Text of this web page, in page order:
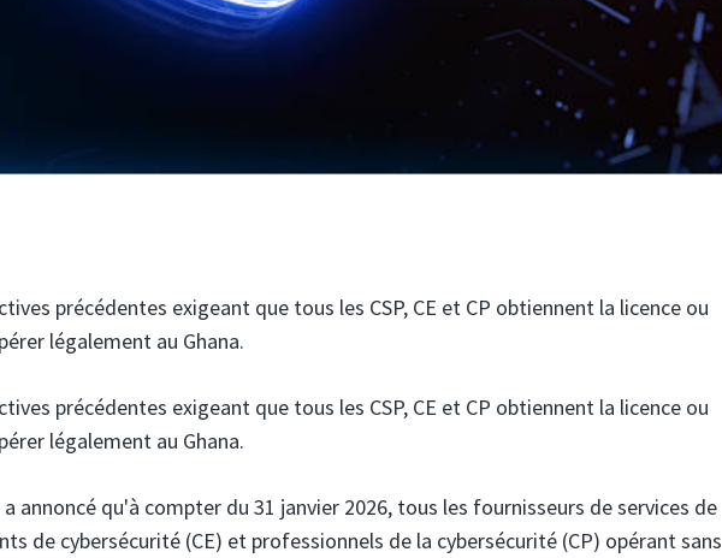
précédentes exigeant que tous les CSP, CE et CP obtiennent la licence ou
légalement au Ghana.
précédentes exigeant que tous les CSP, CE et CP obtiennent la licence ou
légalement au Ghana.
a annoncé qu'à compter du 31 janvier 2026, tous les fournisseurs de services de
de cybersécurité (CE) et professionnels de la cybersécurité (CP) opérant sans